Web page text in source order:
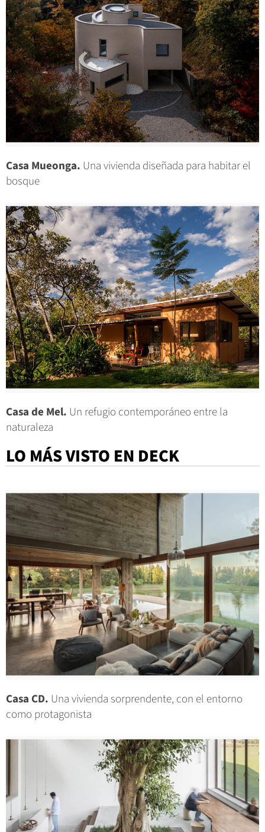
Casa Mueonga. Una vivienda diseñada para habitar el
bosque
Casa de Mel. Un refugio contemporáneo entre la
naturaleza
LO MÁS VISTO EN DECK
Casa CD. Una vivienda sorprendente, con el entorno
como protagonista